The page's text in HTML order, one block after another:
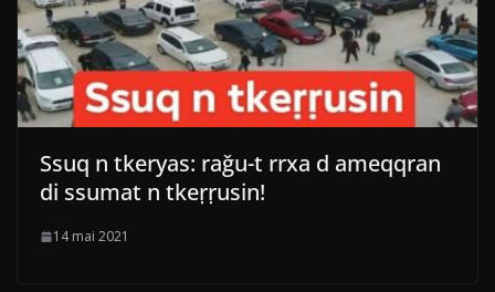
Ssuq n tkeryas: raǧu-t rrxa d ameqqran
di ssumat n tkeṛṛusin!
14 mai 2021